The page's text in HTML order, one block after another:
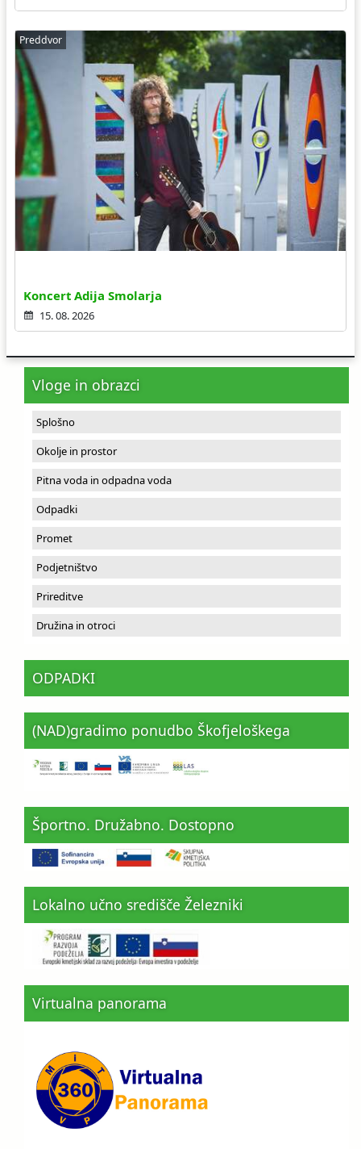
Preddvor
Koncert Adija Smolarja
15. 08. 2026
Vloge in obrazci
Splošno
Okolje in prostor
Pitna voda in odpadna voda
Odpadki
Promet
Podjetništvo
Prireditve
Družina in otroci
ODPADKI
(NAD)gradimo ponudbo Škofjeloškega
Športno. Družabno. Dostopno
Lokalno učno središče Železniki
Virtualna panorama